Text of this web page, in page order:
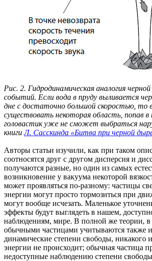
Рис. 2. Гидродинамическая аналогия
событий. Если вода в пруду выливается
дне с достаточно большой скоростью, то
существовать некоторая область, попав
головастик уже не сможет выбраться
книгиЛ. Сасскинда «Битва при черной
Авторы статьи изучили, как при таком
соотносятся друг с другом дисперсия и
получаются разные, но один из самых
возникновение у вакуума некоторой
может проявляться по-разному: частицы
энергии могут просто тормозиться при
могут вообще исчезать. Маленькое
эффекты будут выглядеть в нашем,
наблюдениям, мире. В полной же теории, в
обычными частицами учитываются также
динамические степени свободы, никакого
энергии не происходит; обычная частица
недоступные наблюдению степени